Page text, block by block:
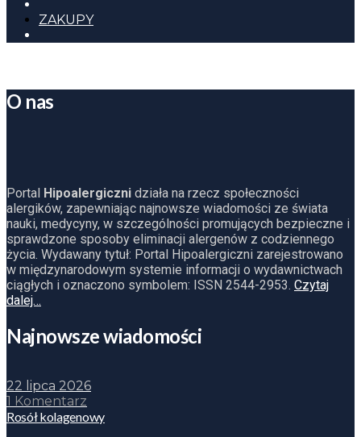
ZAKUPY
O nas
Portal Hipoalergiczni działa na rzecz społeczności
alergików, zapewniając najnowsze wiadomości ze świata
nauki, medycyny, w szczególności promujących bezpieczne i
sprawdzone sposoby eliminacji alergenów z codziennego
życia. Wydawany tytuł: Portal Hipoalergiczni zarejestrowano
w międzynarodowym systemie informacji o wydawnictwach
ciągłych i oznaczono symbolem: ISSN 2544-2953. Czytaj
dalej…
Najnowsze wiadomości
22 lipca 2026
1 Komentarz
Rosół kolagenowy